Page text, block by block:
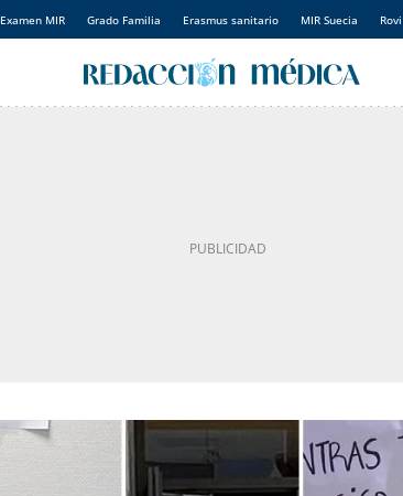
Examen MIR Grado Familia Erasmus sanitario MIR Suecia Rovi